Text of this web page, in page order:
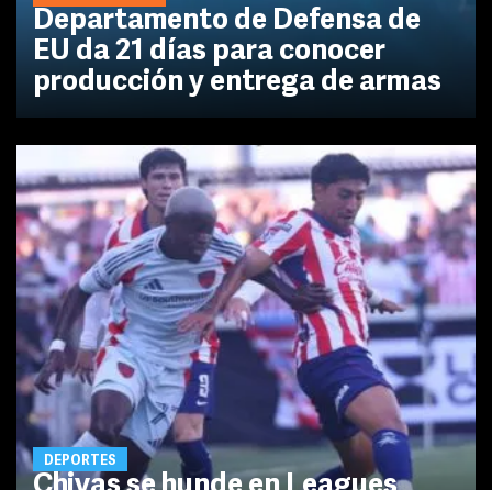
Departamento de Defensa de
EU da 21 días para conocer
producción y entrega de armas
DEPORTES